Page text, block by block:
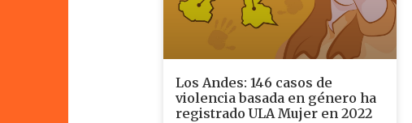
Los Andes: 146 casos de
violencia basada en género ha
registrado ULA Mujer en 2022